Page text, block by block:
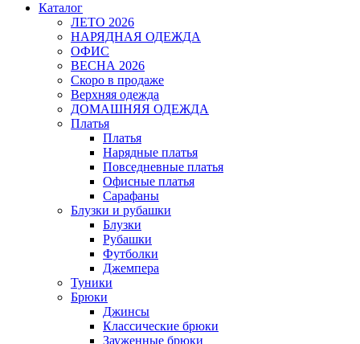
Каталог
ЛЕТО 2026
НАРЯДНАЯ ОДЕЖДА
ОФИС
ВЕСНА 2026
Скоро в продаже
Верхняя одежда
ДОМАШНЯЯ ОДЕЖДА
Платья
Платья
Нарядные платья
Повседневные платья
Офисные платья
Сарафаны
Блузки и рубашки
Блузки
Рубашки
Футболки
Джемпера
Туники
Брюки
Джинсы
Классические брюки
Зауженные брюки